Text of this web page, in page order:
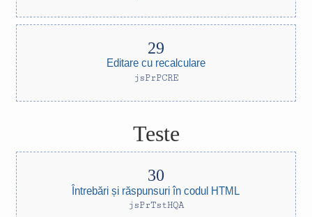
Editare cu recalculare
jsPrPCRE
Teste
Întrebări și răspunsuri în codul HTML
jsPrTstHQA